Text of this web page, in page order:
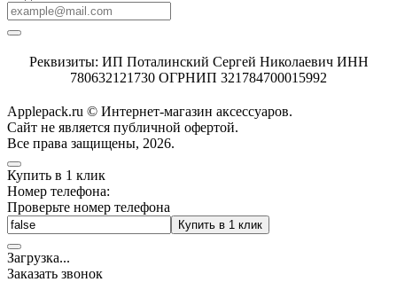
Реквизиты: ИП Поталинский Сергей Николаевич ИНН
780632121730 ОГРНИП 321784700015992
Applepack.ru © Интернет-магазин аксессуаров.
Cайт не является публичной офертой.
Все права защищены, 2026.
Купить в 1 клик
Номер телефона:
Проверьте номер телефона
Купить в 1 клик
Загрузка...
Заказать звонок